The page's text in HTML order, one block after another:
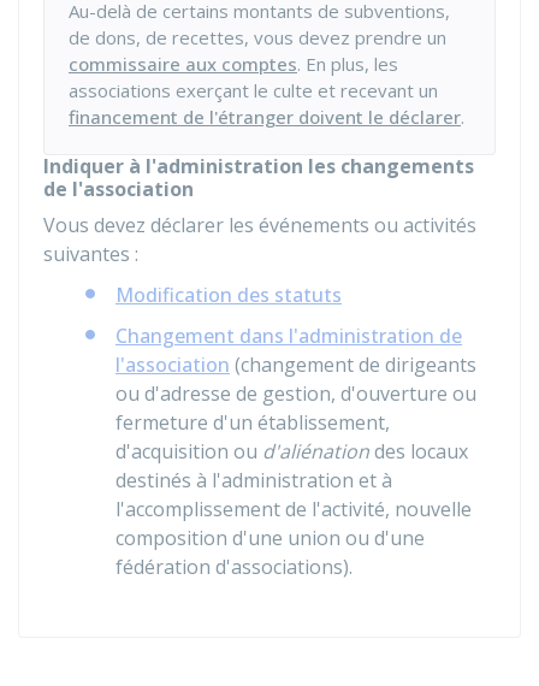
Au-delà de certains montants de subventions,
de dons, de recettes, vous devez prendre un
commissaire aux comptes. En plus, les
associations exerçant le culte et recevant un
financement de l'étranger doivent le déclarer.
Indiquer à l'administration les changements
de l'association
Vous devez déclarer les événements ou activités
suivantes :
Modification des statuts
Changement dans l'administration de
l'association (changement de dirigeants
ou d'adresse de gestion, d'ouverture ou
fermeture d'un établissement,
d'acquisition ou d'aliénationdes locaux
destinés à l'administration et à
l'accomplissement de l'activité, nouvelle
composition d'une union ou d'une
fédération d'associations).